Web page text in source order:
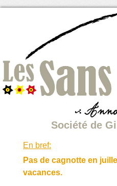
Société de
En bref:
Pas de cagnotte en
vacances.